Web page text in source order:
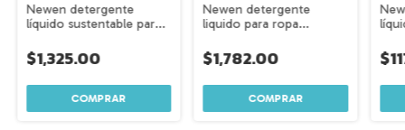
Newen detergente
líquido sustentable para
$1,325.00
Newen detergente
liquido para ropa
400 cargas + 20 borrador
de manchas + REGALO
$1,782.00